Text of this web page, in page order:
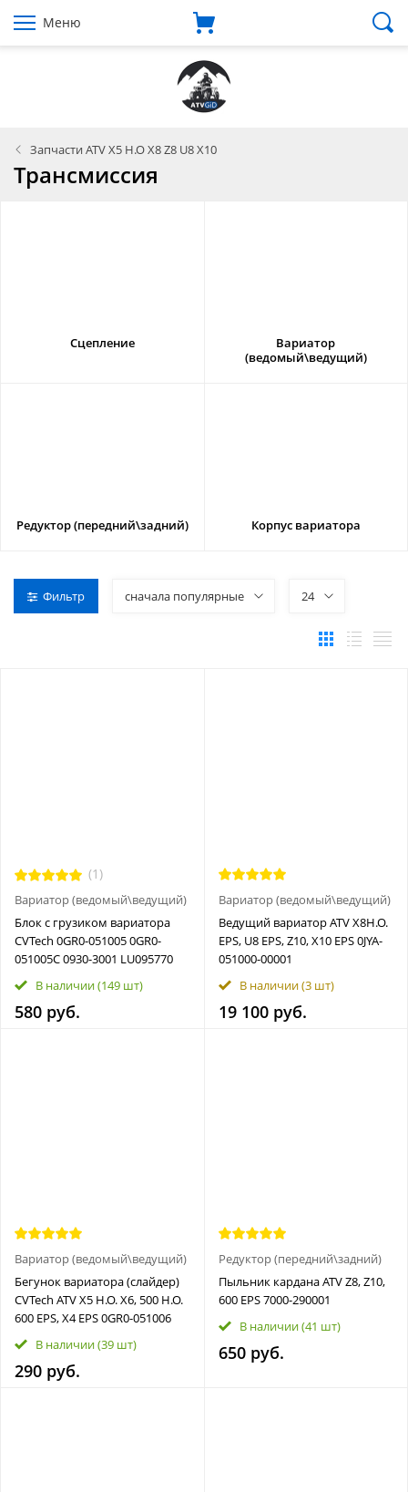
Меню
Запчасти ATV X5 H.O X8 Z8 U8 X10
Трансмиссия
Сцепление
Вариатор
(ведомый\ведущий)
Редуктор (передний\задний) Корпус вариатора
Фильтр сначала популярные 24
(1)
Вариатор (ведомый\ведущий)
Блок с грузиком вариатора
CVTech 0GR0-051005 0GR0-
051005С 0930-3001 LU095770
В наличии(149 шт)
580 руб.
Вариатор (ведомый\ведущий)
Bедущий вариатор ATV X8H.O.
EPS, U8 EPS, Z10, X10 EPS 0JYA-
051000-00001
В наличии(3 шт)
19 100 руб.
Вариатор (ведомый\ведущий)
Бегунок вариатора (слайдер)
CVTech ATV X5 H.O. X6, 500 H.O.
600 EPS, X4 EPS 0GR0-051006
В наличии(39 шт)
290 руб.
Редуктор (передний\задний)
Пыльник кардана ATV Z8, Z10,
600 EPS 7000-290001
В наличии(41 шт)
650 руб.